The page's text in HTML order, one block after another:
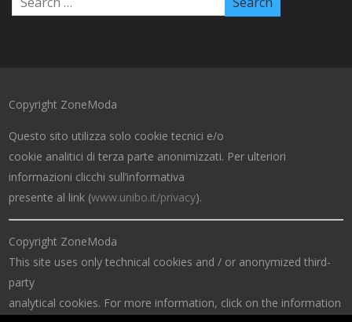
Copyright ZoneModa
Questo sito utilizza solo cookie tecnici e/o
cookie analitici di terza parte anonimizzati. Per ulteriori
informazioni clicchi sull’informativa
presente al link (www.unibo.it/privacy).
Copyright ZoneModa
This site uses only technical cookies and / or anonymized third-
party
analytical cookies. For more information, click on the information